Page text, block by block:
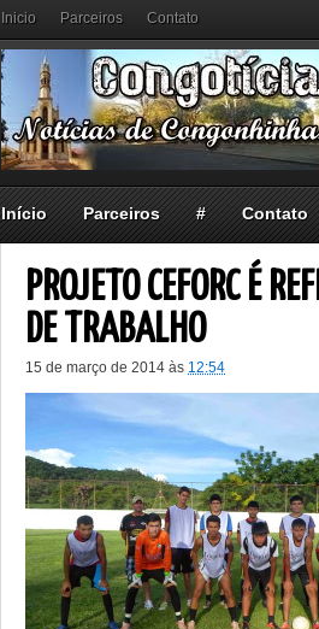
Inicio Parceiros Contato
Início Parceiros # Contato
PROJETO CEFORC É
DE TRABALHO
15 de março de 2014 às 12:54